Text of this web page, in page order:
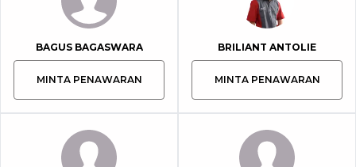
BAGUS BAGASWARA
MINTA PENAWARAN
BRILIANT ANTOLIE
MINTA PENAWARAN